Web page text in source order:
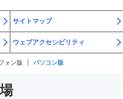
サイトマップ
ウェブアクセシビリティ
ォン版 パソコン版